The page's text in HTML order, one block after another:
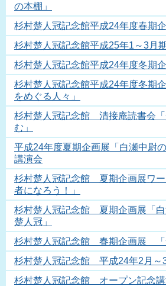
の本棚」
杉村楚人冠記念館平成24年度春期
杉村楚人冠記念館平成25年1～3月
杉村楚人冠記念館平成24年度冬期
杉村楚人冠記念館平成24年度冬期
をめぐる人々」
杉村楚人冠記念館 清接庵読書会
む」
平成24年度夏期企画展「白瀬中尉
講演会
杉村楚人冠記念館 夏期企画展ワ
者になろう！」
杉村楚人冠記念館 夏期企画展「白
楚人冠」
杉村楚人冠記念館 春期企画展 「
杉村楚人冠記念館 平成24年2月
杉村楚人冠記念館 オープン記念講